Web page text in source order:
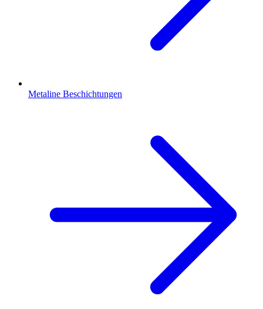
Metaline Beschichtungen